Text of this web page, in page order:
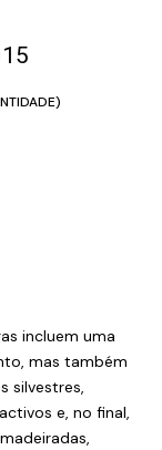
incluem uma
mas também
silvestres,
e, no final,